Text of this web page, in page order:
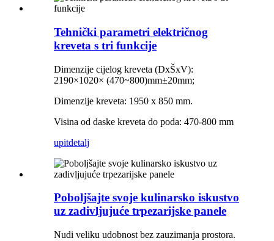
Tehnički parametri električnog
kreveta s tri funkcije
Dimenzije cijelog kreveta (DxŠxV):
2190×1020× (470~800)mm±20mm;
Dimenzije kreveta: 1950 x 850 mm.
Visina od daske kreveta do poda: 470-800 mm
upitdetalj
Poboljšajte svoje kulinarsko iskustvo
uz zadivljujuće trpezarijske panele
Nudi veliku udobnost bez zauzimanja prostora.